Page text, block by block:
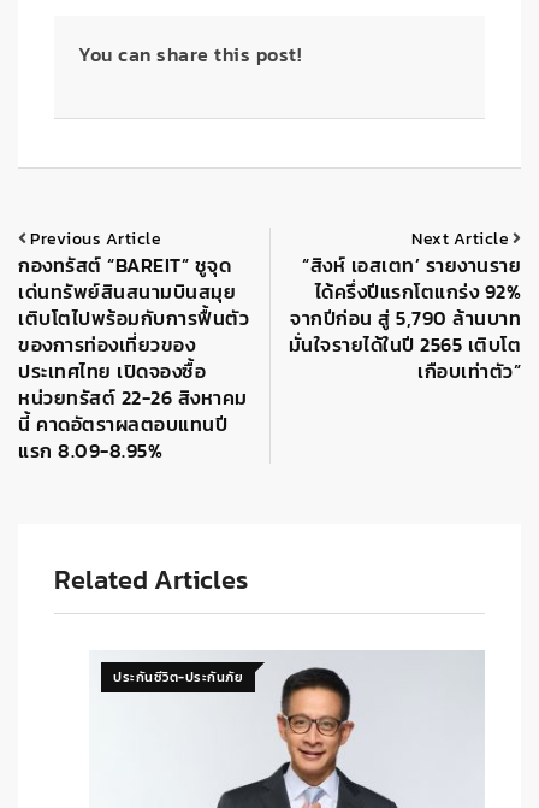
You can share this post!
Previous Article
กองทรัสต์ “BAREIT” ชูจุด
เด่นทรัพย์สินสนามบินสมุย
เติบโตไปพร้อมกับการฟื้นตัว
ของการท่องเที่ยวของ
ประเทศไทย เปิดจองซื้อ
หน่วยทรัสต์ 22-26 สิงหาคม
นี้ คาดอัตราผลตอบแทนปี
แรก 8.09-8.95%
Next Article
“สิงห์ เอสเตท’ รายงานราย
ได้ครึ่งปีแรกโตแกร่ง 92%
จากปีก่อน สู่ 5,790 ล้านบาท
มั่นใจรายได้ในปี 2565 เติบโต
เกือบเท่าตัว”
Related Articles
ประกันชีวิต-ประกันภัย